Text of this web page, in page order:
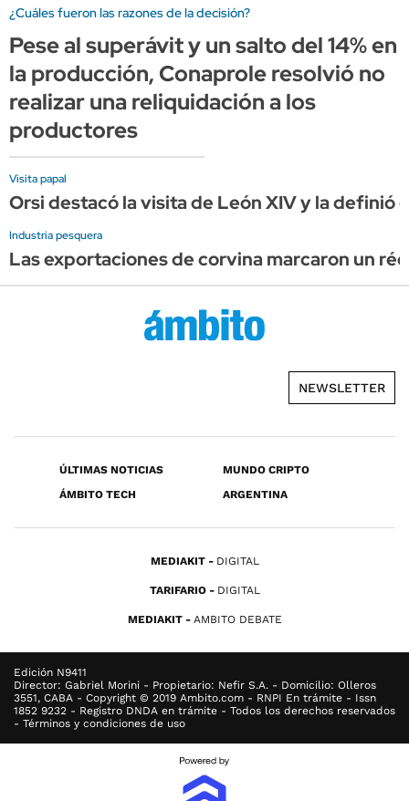
¿Cuáles fueron las razones de la decisión?
Pese al superávit y un salto del 14% en
la producción, Conaprole resolvió no
realizar una reliquidación a los
productores
Visita papal
Orsi destacó la visita de León XIV y la definió
Industria pesquera
Las exportaciones de corvina marcaron un
NEWSLETTER
ÚLTIMAS NOTICIAS
MUNDO CRIPTO
ÁMBITO TECH
ARGENTINA
MEDIAKIT DIGITAL
TARIFARIO DIGITAL
MEDIAKIT AMBITO DEBATE
Edición N9411
Director: Gabriel Morini - Propietario: Nefir S.A. - Domicilio: Olleros
3551, CABA - Copyright © 2019 Ambito.com - RNPI En trámite - Issn
1852 9232 - Registro DNDA en trámite - Todos los derechos reservados
- Términos y condiciones de uso